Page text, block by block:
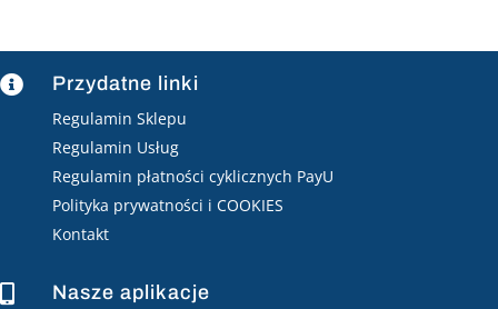
 Przydatne linki
Regulamin Sklepu
Regulamin Usług
Regulamin płatności cyklicznych PayU
Polityka prywatności i COOKIES
Kontakt
 Nasze aplikacje